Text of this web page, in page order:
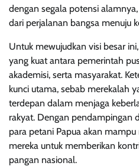
dengan segala potensi
dari perjalanan bangsa menuju
Untuk mewujudkan visi besar
yang kuat antara pemerintah
akademisi, serta masyarakat.
kunci utama, sebab merekalah
terdepan dalam menjaga
rakyat. Dengan pendampingan
para petani Papua akan
mereka untuk memberikan
pangan nasional.